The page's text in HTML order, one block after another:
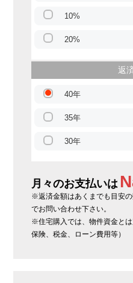
10%
20%
返
40年
35年
30年
月々のお支払いは
※返済金額はあくまでも目安
でお問い合わせ下さい。
※住宅購入では、物件資金と
保険、税金、ローン費用等）